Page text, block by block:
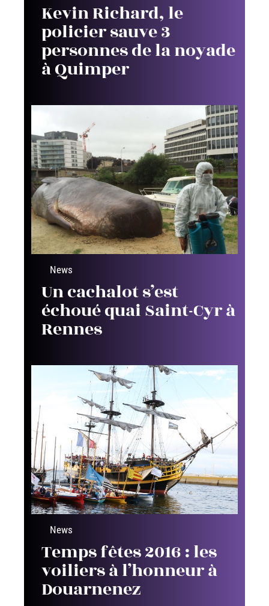
Kevin Richard, le
policier sauve 3
personnes de la noyade
à Quimper
News
Un cachalot s’est
échoué quai Saint-Cyr à
Rennes
News
Temps fêtes 2016 : les
voiliers à l’honneur à
Douarnenez